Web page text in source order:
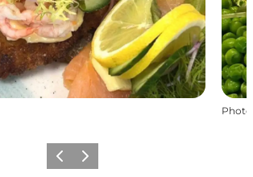
Photo
PrécédentSuivant